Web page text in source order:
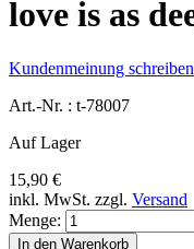
love is as
Kundenmeinung schreiben
Art.-Nr. : t-78007
Auf Lager
15,90 €
inkl. MwSt. zzgl. Versand
Menge:
In den Warenkorb